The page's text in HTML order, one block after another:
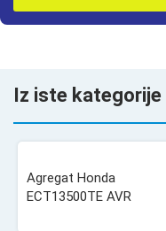
Iz iste kategorije
Agregat Honda
ECT13500TE AVR